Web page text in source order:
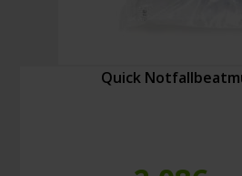
Quick